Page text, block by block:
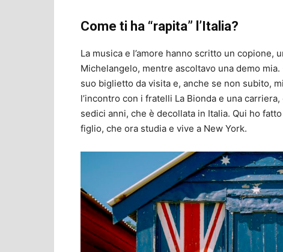
Come ti ha “rapita” l’Italia?
La musica e l’amore hanno scritto un
Michelangelo, mentre ascoltavo una demo
suo biglietto da visita e, anche se non subito,
l’incontro con i fratelli La Bionda e una
sedici anni, che è decollata in Italia. Qui ho
figlio, che ora studia e vive a New York.